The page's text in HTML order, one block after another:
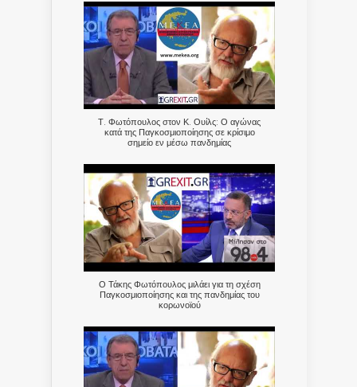
Τ. Φωτόπουλος στον Κ. Ουίλς: Ο αγώνας
κατά της Παγκοσμιοποίησης σε κρίσιμο
σημείο εν μέσω πανδημίας
Ο Τάκης Φωτόπουλος μιλάει για τη σχέση
Παγκοσμιοποίησης και της πανδημίας του
κορωνοϊού